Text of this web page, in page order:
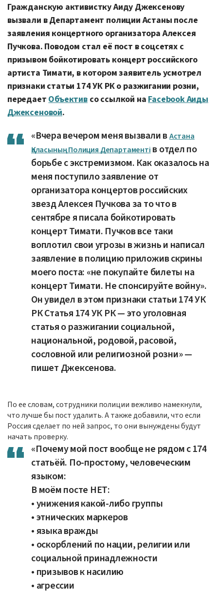
Гражданскую активистку Аиду Джексенову
вызвали в Департамент полиции Астаны после
заявления концертного организатора Алексея
Пучкова. Поводом стал её пост в соцсетях с
призывом бойкотировать концерт российского
артиста Тимати, в котором заявитель усмотрел
признаки статьи 174 УК РК о разжигании розни,
передает Объективсо ссылкой на Facebook Аиды
Джексеновой.
«Вчера вечером меня вызвали вАстана
Қаласының Полиция Департаментів отдел по
борьбе с экстремизмом. Как оказалось на
меня поступило заявление от
организатора концертов российских
звезд Алексея Пучкова за то что в
сентябре я писала бойкотировать
концерт Тимати. Пучков все таки
воплотил свои угрозы в жизнь и написал
заявление в полицию приложив скрины
моего поста: «не покупайте билеты на
концерт Тимати. Не спонсируйте войну».
Он увидел в этом признаки статьи 174 УК
РК Статья 174 УК РК — это уголовная
статья о разжигании социальной,
национальной, родовой, расовой,
сословной или религиозной розни» —
пишет Джексенова.
По ее словам, сотрудники полиции вежливо намекнули,
что лучше бы пост удалить. А также добавили, что если
Россия сделает по ней запрос, то они вынуждены будут
начать проверку.
«Почему мой пост вообще не рядом с 174
статьёй. По-простому, человеческим
языком:
В моём посте НЕТ:
• унижения какой-либо группы
• этнических маркеров
• языка вражды
• оскорблений по нации, религии или
социальной принадлежности
• призывов к насилию
• агрессии